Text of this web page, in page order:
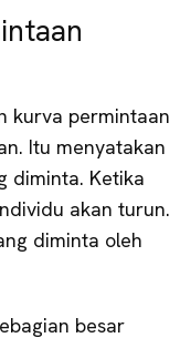
kurva permintaan
Itu menyatakan
diminta. Ketika
akan turun.
diminta oleh
besar